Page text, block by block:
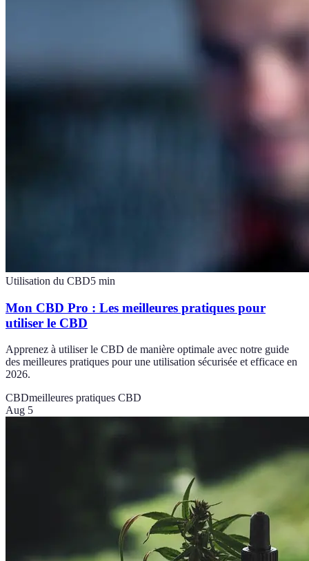
Utilisation du CBD5 min
Mon CBD Pro : Les meilleures pratiques pour
utiliser le CBD
Apprenez à utiliser le CBD de manière optimale avec notre guide
des meilleures pratiques pour une utilisation sécurisée et efficace en
2026.
CBDmeilleures pratiques CBD
Aug 5